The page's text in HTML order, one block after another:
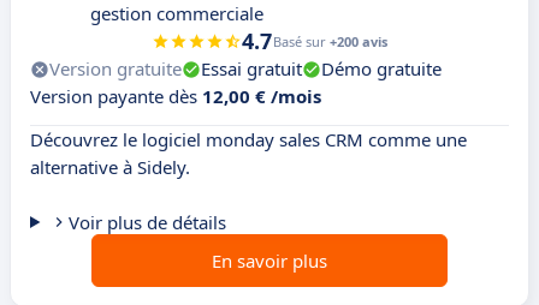
gestion commerciale
4.7Basé sur +200 avis
Version gratuite Essai gratuit
Démo gratuite
Version payante dès 12,00 € /mois
Découvrez le logiciel monday sales CRM comme une
alternative à Sidely.
Voir plus de détails
En savoir plus